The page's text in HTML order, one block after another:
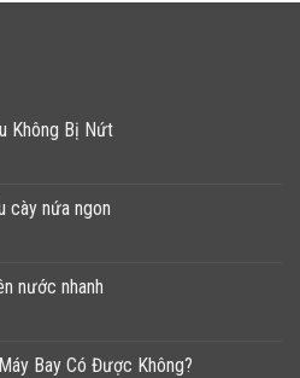
Không Bị Nứt
cày nứa ngon
nước nhanh
Bay Có Được Không?